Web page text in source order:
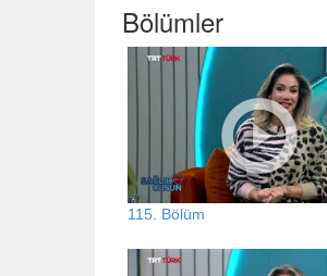
Bölümler
115. Bölüm